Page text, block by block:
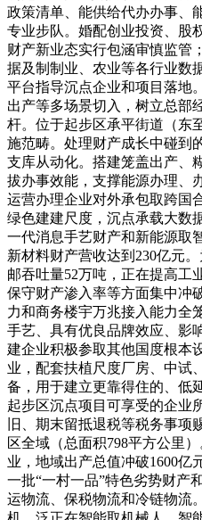
政策清单、能供给代办办事、
专业步队。婚配创业投资、股
财产新业态实行包涵审慎监管
据及制制业、农业等各行业数
平台指导沉点企业和项目落地
出产等多场景切入，树立总部
杆。位于起步区承平街道（东
施范畴。处理财产成长中碰到
支库从动化。搭建笼盖出产、
拔办事效能，支撑能源办理、
运营办理企业对外承包取跨国
绿色建建尺度，沉点承载大数
一代消息手艺财产和新能源取
新材料财产营收达到230亿元
邮吞吐量52万吨，正在提高工
保守财产渗入率等方面集中冲
力和商务楼宇万兆接入能力全
手艺、具有优良品牌效应、影
建企业积极参取其他国度根本
业，配套扶植尺度厂房、中试
备，用于建立更靠得住的、低
起步区沉点项目可享受的企业
旧、期末留抵退税等税务事
区全域（总面积798平方公里
业，地域出产总值冲破1600亿
一批“一村一品”特色劣势财产
运物流、保税物流和冷链物流